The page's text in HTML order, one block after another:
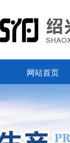
网站首页